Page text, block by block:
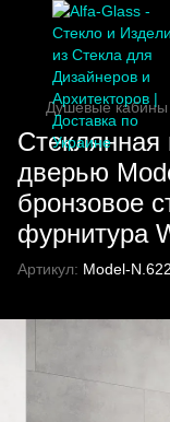
Душевые кабины
Стеклянная
дверью
бронзовое
фурнитура
Артикул: Model-N.622